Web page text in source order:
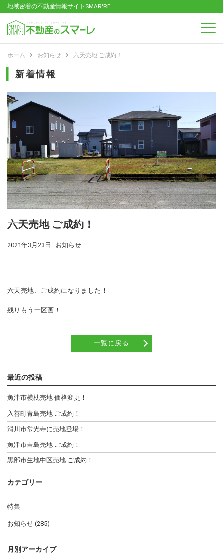
地域密着の不動産情報サイトSMAR'RE
ホーム お知らせ 六天売地 ご成約！
新着情報
六天売地 ご成約！
2021年3月23日 お知らせ
六天売地、ご成約になりました！
残りもう一区画！
一覧に戻る
最近の投稿
魚津市横枕売地 価格変更！
入善町青島売地 ご成約！
滑川市常光寺に売地登場！
魚津市吉島売地 ご成約！
黒部市生地中区売地 ご成約！
カテゴリー
特集
お知らせ (285)
月別アーカイブ